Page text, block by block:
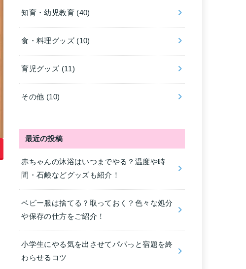
知育・幼児教育 (40)
食・料理グッズ (10)
育児グッズ (11)
その他 (10)
最近の投稿
赤ちゃんの沐浴はいつまでやる？温度や時
間・石鹸などグッズも紹介！
ベビー服は捨てる？取っておく？色々な処分
や保存の仕方をご紹介！
小学生にやる気を出させてパパっと宿題を終
わらせるコツ